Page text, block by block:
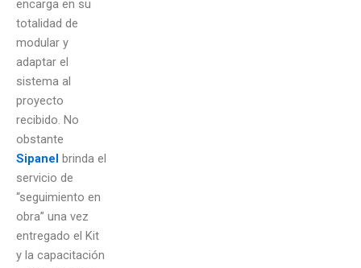
encarga en su
totalidad de
modular y
adaptar el
sistema al
proyecto
recibido. No
obstante
Sipanel brinda el
servicio de
“seguimiento en
obra” una vez
entregado el Kit
y la capacitación